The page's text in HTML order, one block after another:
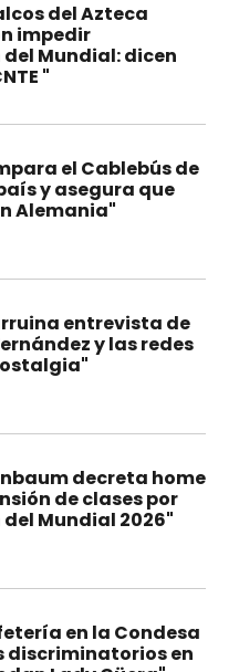
del Azteca
impedir
Mundial: dicen
"
el Cablebús de
y asegura que
Alemania"
entrevista de
y las redes
decreta home
de clases por
Mundial 2026"
en la Condesa
discriminatorios en